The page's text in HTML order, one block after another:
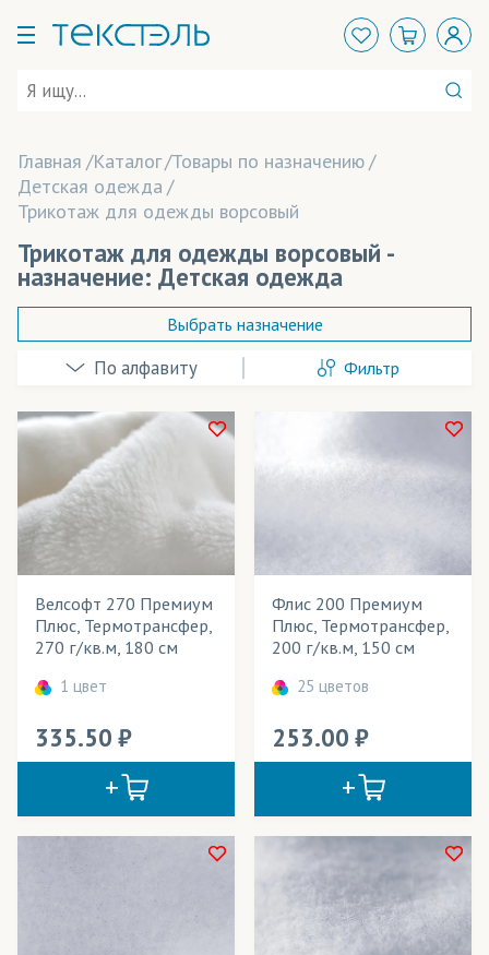
Главная Каталог Товары по назначению
Детская одежда
Трикотаж для одежды ворсовый
Трикотаж для одежды ворсовый -
назначение: Детская одежда
Банданы-труба
Брюки
Велошорты
Гимнастическая форма
Декорации
Детская одежда
Детские игрушки
Игрушки антистресс
Олимпийки
Выбрать назначение
Фильтр
В наличии
Да
Весь товар
Розничная цена
Ширина рулона
Технология печати
Применение в изделиях
Тип товара
Велсофт 270 Премиум
Плюс, Термотрансфер,
270 г/кв.м, 180 см
1 цвет
335.50
Флис 200 Премиум
Плюс, Термотрансфер,
200 г/кв.м, 150 см
25 цветов
253.00